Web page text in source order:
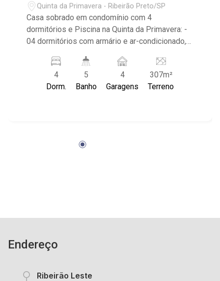
Quinta da Primavera - Ribeirão Preto/SP
Casa sobrado em condomínio com 4
dormitórios e Piscina na Quinta da Primavera: -
04 dormitórios com armário e ar-condicionado,
TV; - Escritório; - 05 banheiros, sendo 1 lavabo; -
cozinha planejada; - área de serviço com
armário; - Sacada; - Piscina; - Paisagismo; - Área
4
Dorm.
5
Banho
4
Garagens
307m²
Terreno
Endereço
Ribeirão Leste